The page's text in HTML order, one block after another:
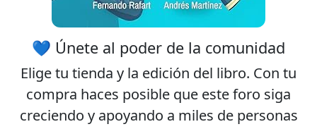
💙 Únete al poder de la comunidad
Elige tu tienda y la edición del libro. Con tu
compra haces posible que este foro siga
creciendo y apoyando a miles de personas